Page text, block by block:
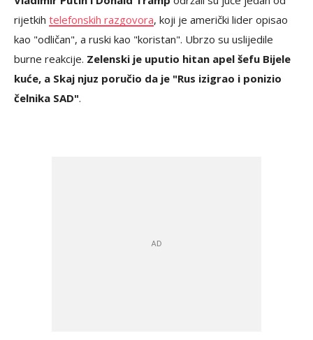
rijetkih telefonskih razgovora, koji je američki lider opisao
kao "odličan", a ruski kao "koristan". Ubrzo su uslijedile
burne reakcije. Zelenski je uputio hitan apel šefu Bijele
kuće, a Skaj njuz poručio da je "Rus izigrao i ponizio
čelnika SAD".